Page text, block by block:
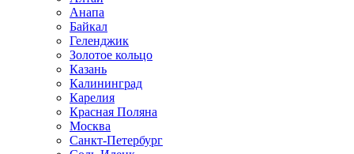
Анапа
Байкал
Геленджик
Золотое кольцо
Казань
Калининград
Карелия
Красная Поляна
Москва
Санкт-Петербург